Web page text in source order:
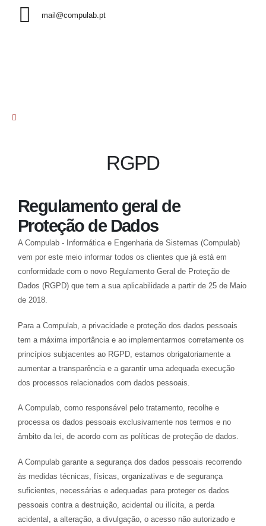
mail@compulab.pt
RGPD
Regulamento geral de
Proteção de Dados
A Compulab - Informática e Engenharia de Sistemas (Compulab)
vem por este meio informar todos os clientes que já está em
conformidade com o novo Regulamento Geral de Proteção de
Dados (RGPD) que tem a sua aplicabilidade a partir de 25 de Maio
de 2018.
Para a Compulab, a privacidade e proteção dos dados pessoais
tem a máxima importância e ao implementarmos corretamente os
princípios subjacentes ao RGPD, estamos obrigatoriamente a
aumentar a transparência e a garantir uma adequada execução
dos processos relacionados com dados pessoais.
A Compulab, como responsável pelo tratamento, recolhe e
processa os dados pessoais exclusivamente nos termos e no
âmbito da lei, de acordo com as políticas de proteção de dados.
A Compulab garante a segurança dos dados pessoais recorrendo
às medidas técnicas, físicas, organizativas e de segurança
suficientes, necessárias e adequadas para proteger os dados
pessoais contra a destruição, acidental ou ilícita, a perda
acidental, a alteração, a divulgação, o acesso não autorizado e